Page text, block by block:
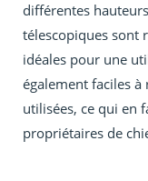
différentes
télescopiques sont
idéales pour une
également faciles à
utilisées, ce qui en
propriétaires de